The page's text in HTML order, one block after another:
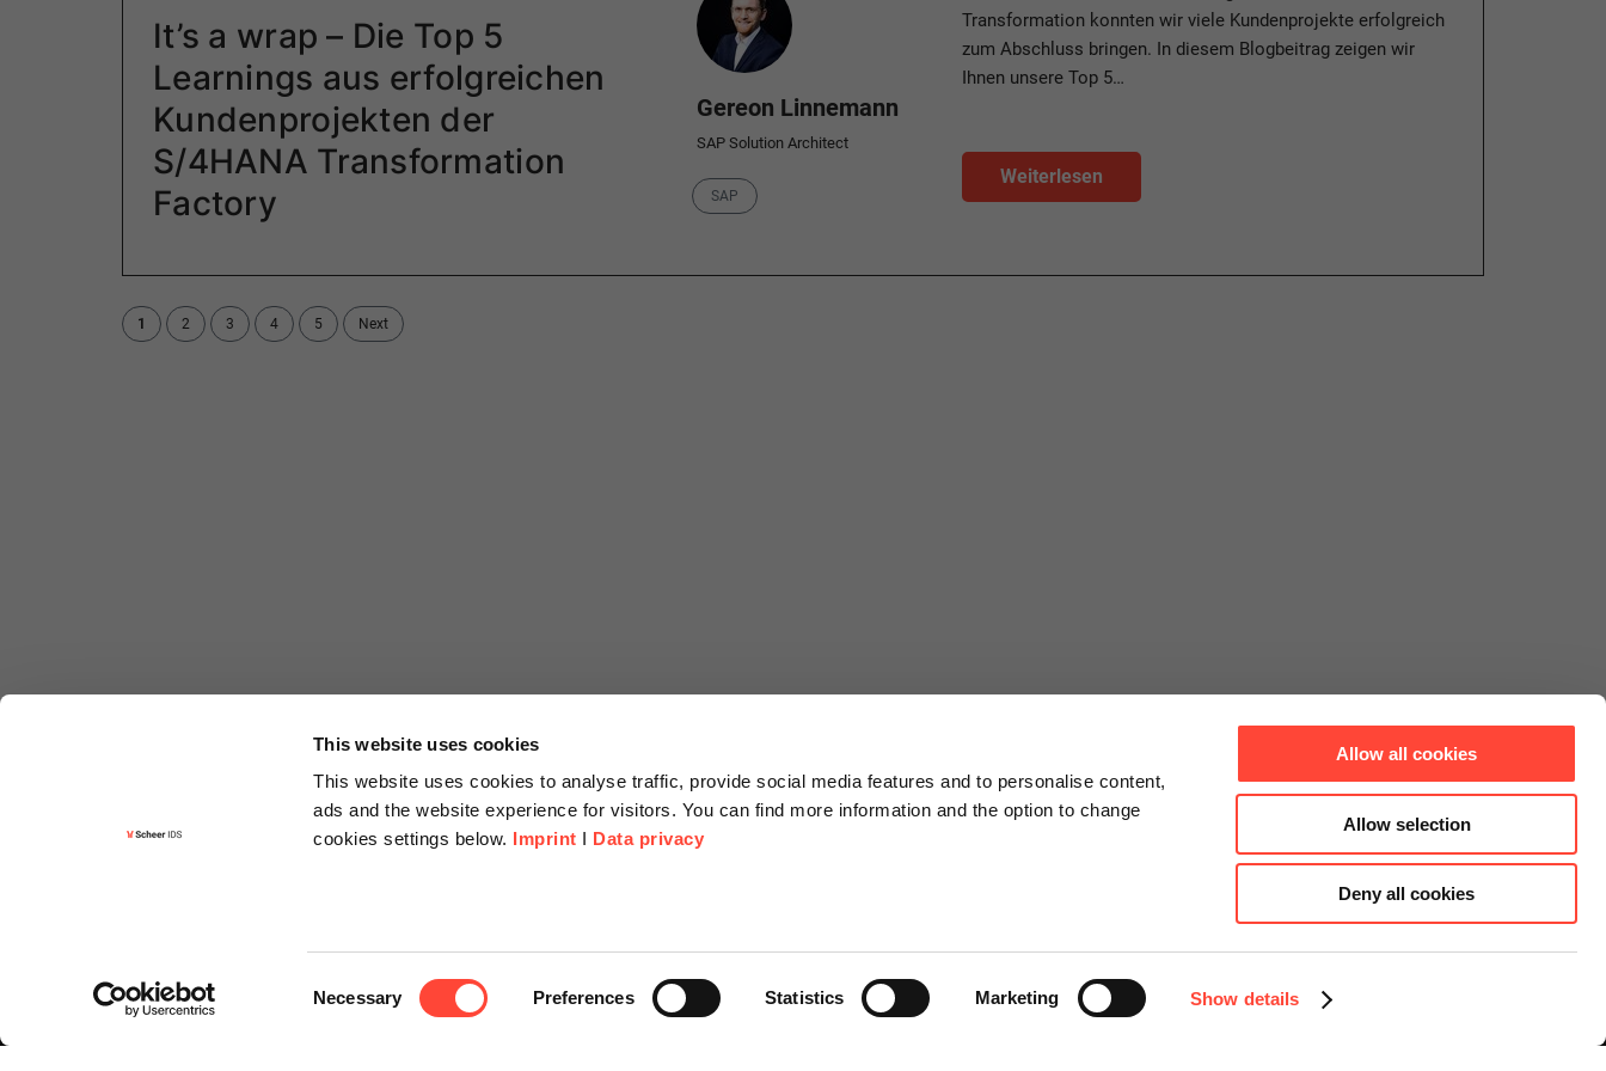
This website uses cookies
This website uses cookies to analyse traffic, provide social media features and to personalise content,
ads and the website experience for visitors. You can find more information and the option to change
cookies settings below. Imprint I Data privacy
Necessary Preferences Statistics Marketing Show details
Allow all cookies
Allow selection
Deny all cookies
It’s a wrap – Die Top 5
Learnings aus erfolgreichen
Kundenprojekten der
S/4HANA Transformation
Factory
Gereon Linnemann
SAP Solution Architect
Category
SAP
Transformation konnten wir viele Kundenprojekte erfolgreich
zum Abschluss bringen. In diesem Blogbeitrag zeigen wir
Ihnen unsere Top 5…
Weiterlesen
1 2 3 4 5 Next
Kontakt
Angebotsanfrage
Über Uns
Scheer Group
Instagram
Facebook